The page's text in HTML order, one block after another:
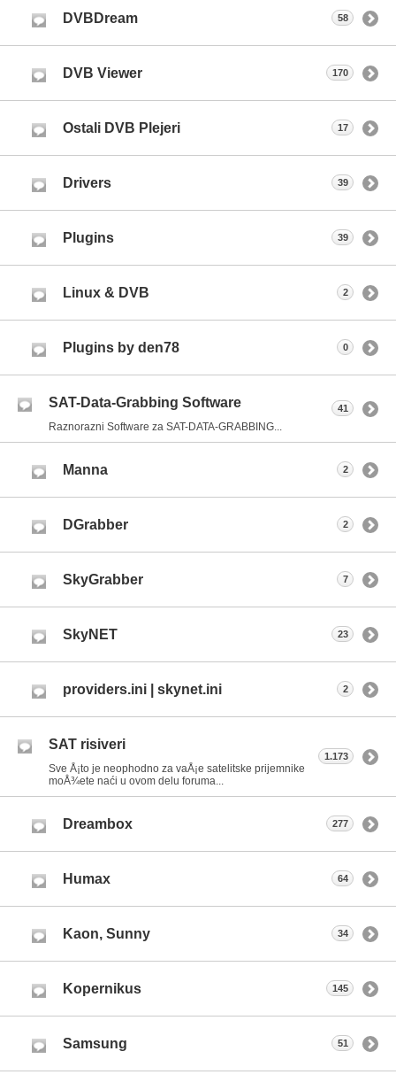
DVBDream 58
DVB Viewer 170
Ostali DVB Plejeri 17
Drivers 39
Plugins 39
Linux & DVB 2
Plugins by den78 0
SAT-Data-Grabbing Software
Raznorazni Software za SAT-DATA-GRABBING...
41
Manna 2
DGrabber 2
SkyGrabber 7
SkyNET 23
providers.ini | skynet.ini 2
SAT risiveri
Sve Å¡to je neophodno za vaÅ¡e satelitske prijemnike
moÅ¾ete naći u ovom delu foruma...
1.173
Dreambox 277
Humax 64
Kaon, Sunny 34
Kopernikus 145
Samsung 51